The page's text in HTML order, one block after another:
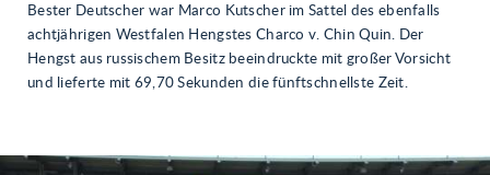
Bester Deutscher war Marco Kutscher im Sattel des ebenfalls
achtjährigen Westfalen Hengstes Charco v. Chin Quin. Der
Hengst aus russischem Besitz beeindruckte mit großer Vorsicht
und lieferte mit 69,70 Sekunden die fünftschnellste Zeit.